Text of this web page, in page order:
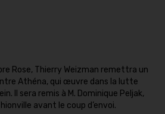
Rose, Thierry Weizman remettra un
Athéna, qui œuvre dans la lutte
Il sera remis à M. Dominique Peljak,
avant le coup d’envoi.